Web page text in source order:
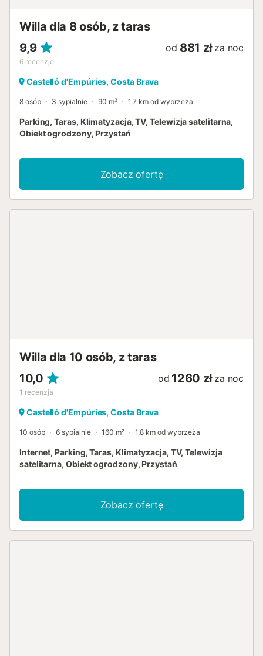
Willa dla 8 osób, z taras
9,9
6 recenzje
od 881 zł za noc
Castelló d'Empúries, Costa Brava
8 osób 3 sypialnie 90 m² 1,7 km od wybrzeża
Parking, Taras, Klimatyzacja, TV, Telewizja satelitarna,
Obiekt ogrodzony, Przystań
Zobacz ofertę
Willa dla 10 osób, z taras
10,0
1 recenzja
od 1260 zł za noc
Castelló d'Empúries, Costa Brava
10 osób 6 sypialnie 160 m² 1,8 km od wybrzeża
Internet, Parking, Taras, Klimatyzacja, TV, Telewizja
satelitarna, Obiekt ogrodzony, Przystań
Zobacz ofertę